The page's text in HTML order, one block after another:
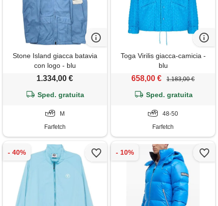
Stone Island giacca batavia
con logo - blu
1.334,00 €
Sped. gratuita
M
Farfetch
Toga Virilis giacca-camicia -
blu
658,00 € 1.183,00 €
Sped. gratuita
48-50
Farfetch